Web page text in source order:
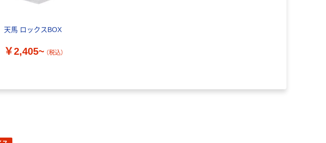
天馬 ロックスBOX
￥2,405~ （税込）